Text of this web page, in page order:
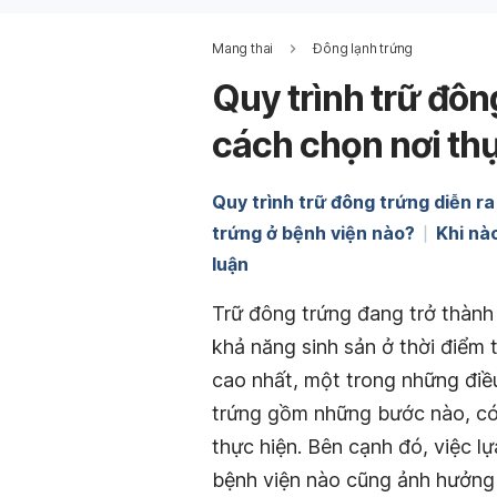
Mang thai Đông lạnh trứng
Quy trình trữ
cách chọn nơi
Quy trình trữ đông trứng diễn
trứng ở bệnh viện nào?
Khi
luận
Trữ đông trứng đang trở
khả năng sinh sản ở thời
cao nhất, một trong những
trứng gồm những bước nào,
thực hiện. Bên cạnh đó, việc
bệnh viện nào cũng ảnh